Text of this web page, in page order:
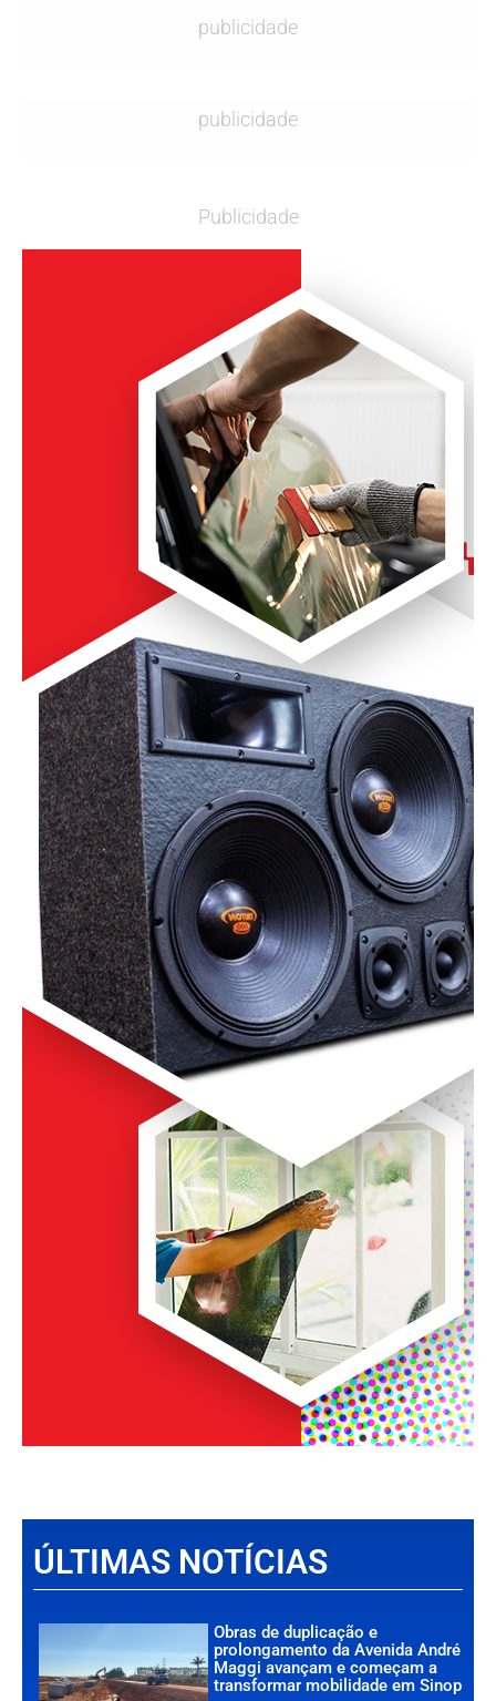
publicidade
publicidade
Publicidade
ÚLTIMAS NOTÍCIAS
Obras de duplicação e
prolongamento da Avenida André
Maggi avançam e começam a
transformar mobilidade em Sinop